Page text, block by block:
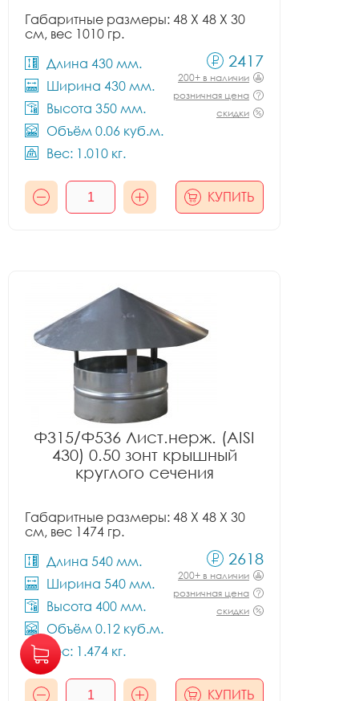
Габаритные размеры: 48 X 48 X 30
см, вес 1010 гр.
Длина 430 мм.
Ширина 430 мм.
Высота 350 мм.
Объём 0.06 куб.м.
Вес: 1.010 кг.
2417
200+ в наличии
розничная цена
скидки
КУПИТЬ
Ф315/Ф536 Лист.нерж. (AISI
430) 0.50 зонт крышный
круглого сечения
Габаритные размеры: 48 X 48 X 30
см, вес 1474 гр.
Длина 540 мм.
Ширина 540 мм.
Высота 400 мм.
Объём 0.12 куб.м.
Вес: 1.474 кг.
2618
200+ в наличии
розничная цена
скидки
КУПИТЬ